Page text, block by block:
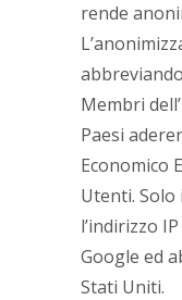
rende
Membri
Paesi
Economico
Utenti. Solo
l’indirizzo
Google ed
Stati Uniti.